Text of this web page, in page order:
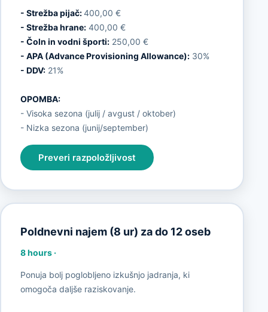
- Strežba pijač:400,00 €
- Strežba hrane:400,00 €
- Čoln in vodni športi:250,00 €
- APA (Advance Provisioning Allowance):30%
- DDV:21%
OPOMBA:
- Visoka sezona (julij / avgust / oktober)
- Nizka sezona (junij/september)
Preveri razpoložljivost
Poldnevni najem (8 ur) za do 12 oseb
8 hours·
Ponuja bolj poglobljeno izkušnjo jadranja, ki
omogoča daljše raziskovanje.